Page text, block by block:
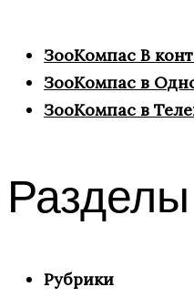
ЗооКомпас В
ЗооКомпас в
ЗооКомпас в
Разделы
Рубрики